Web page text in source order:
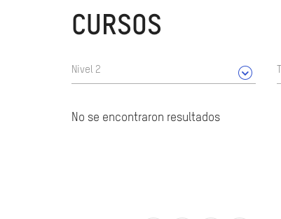
CURSOS
Nivel 2
No se encontraron resultados